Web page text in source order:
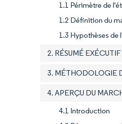
1.1 Périmètre de
1.2 Définition du
1.3 Hypothèses de
2. RÉSUMÉ EXÉCUTIF
3. MÉTHODOLOGIE
4. APERÇU DU
4.1 Introduction